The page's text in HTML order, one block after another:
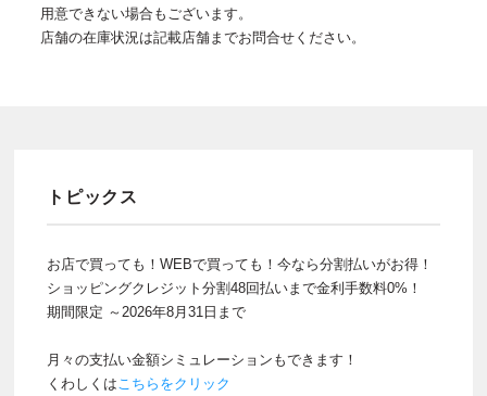
用意できない場合もございます。
店舗の在庫状況は記載店舗までお問合せください。
トピックス
お店で買っても！WEBで買っても！今なら分割払いがお得！
ショッピングクレジット分割48回払いまで金利手数料0%！
期間限定 ～2026年8月31日まで
月々の支払い金額シミュレーションもできます！
くわしくはこちらをクリック